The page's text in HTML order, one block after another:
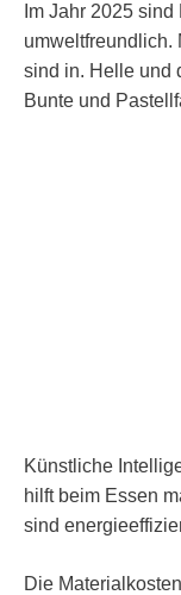
Im Jahr 2025
umweltfreundlich.
sind in. Helle und
Bunte und
Künstliche
hilft beim Essen
sind
Die